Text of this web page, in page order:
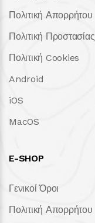
Πολιτική Απορρήτου
Πολιτική Προστασίας
Πολιτική Cookies
Android
iOS
MacOS
E-SHOP
Γενικοί Όροι
Πολιτική Απορρήτου